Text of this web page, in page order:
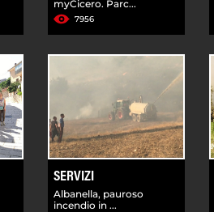
myCicero. Parc...
7956
SERVIZI
Albanella, pauroso
incendio in ...